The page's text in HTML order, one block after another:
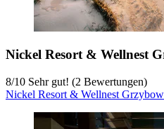
Nickel Resort & Wellnest
8/10 Sehr gut! (2 Bewertungen)
Nickel Resort & Wellnest